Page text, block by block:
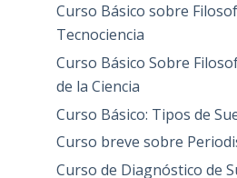
Curso Básico sobre
Tecnociencia
Curso Básico Sobre
de la Ciencia
Curso Básico: Tipos de
Curso breve sobre
Curso de Diagnóstico de